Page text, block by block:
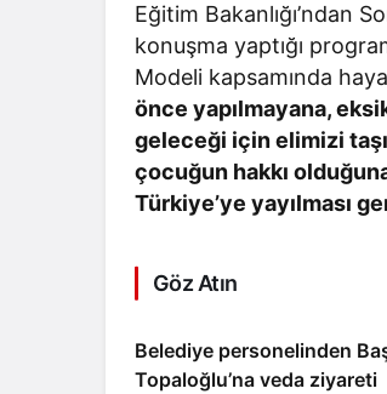
Eğitim Bakanlığı’ndan
konuşma yaptığı
Modeli kapsamında
önce yapılmayana,
geleceği için elimizi
çocuğun hakkı
Türkiye’ye yayılması
Göz Atın
Belediye personelinden
Topaloğlu’na veda ziyareti